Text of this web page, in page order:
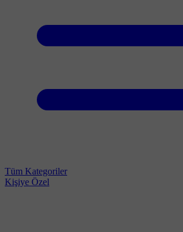
Tüm Kategoriler
Kişiye Özel